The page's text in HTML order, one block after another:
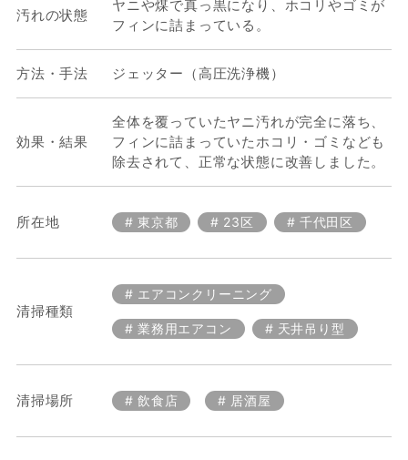
汚れの状態
ヤニや煤で真っ黒になり、ホコリやゴミが
フィンに詰まっている。
方法・手法 ジェッター（高圧洗浄機）
効果・結果
全体を覆っていたヤニ汚れが完全に落ち、
フィンに詰まっていたホコリ・ゴミなども
除去されて、正常な状態に改善しました。
所在地 東京都 23区 千代田区
清掃種類
エアコンクリーニング
業務用エアコン 天井吊り型
清掃場所 飲食店 居酒屋